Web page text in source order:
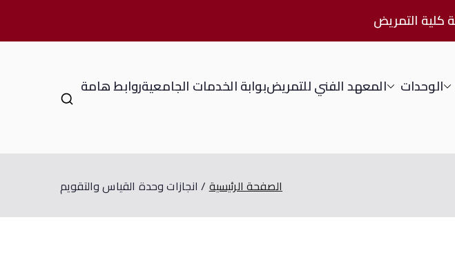
كلية التمريض
الوحدات المعهد الفني للتمريضبوابة الخدمات الجامعيةروابط هامة
الصفحة الرئيسية انجازات وحدة القياس والتقويم